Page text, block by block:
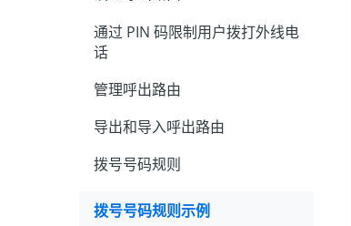
通过 PIN 码限制用户拨打外线电
话
管理呼出路由
导出和导入呼出路由
拨号号码规则
拨号号码规则示例